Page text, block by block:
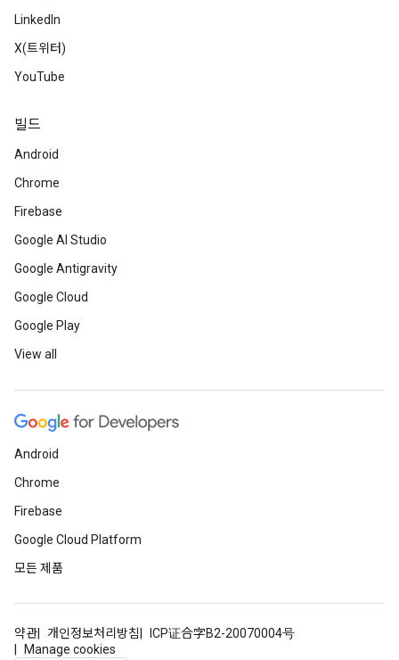
LinkedIn
X(트위터)
YouTube
빌드
Android
Chrome
Firebase
Google AI Studio
Google Antigravity
Google Cloud
Google Play
View all
Android
Chrome
Firebase
Google Cloud Platform
모든 제품
약관 개인정보처리방침
ICP证合字B2-20070004号
Manage cookies